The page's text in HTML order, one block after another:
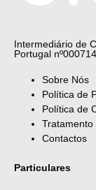
Intermediário de
Portugal
Sobre Nós
Política de
Política de
Tratamento
Contactos
Particulares